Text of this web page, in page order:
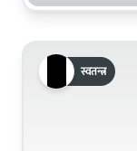
स्वतन्त्र